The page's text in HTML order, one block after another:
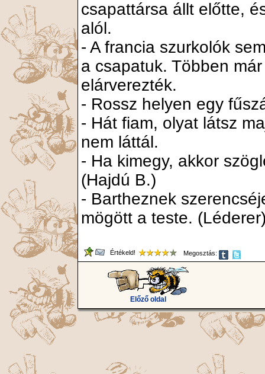
csapattársa állt előtte,
alól.
- A francia szurkolók
a csapatuk. Többen
elárverezték.
- Rossz helyen egy
- Hát fiam, olyat látsz
nem láttál.
- Ha kimegy, akkor
(Hajdú B.)
- Bartheznek
mögött a teste.
Értékeld! Megosztás:
Előző oldal